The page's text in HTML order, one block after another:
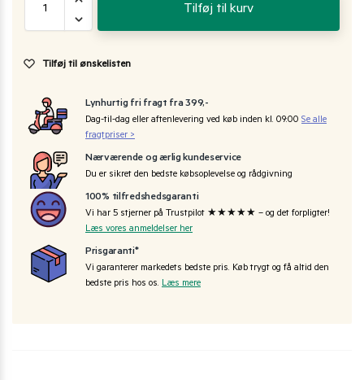
Tilføj til kurv
Tilføj til ønskelisten
Lynhurtig fri fragt fra 399,-
Dag-til-dag eller aftenlevering ved køb inden kl. 09:00 Se alle
fragtpriser >
Nærværende og ærlig kundeservice
Du er sikret den bedste købsoplevelse og rådgivning
100% tilfredshedsgaranti
Vi har 5 stjerner på Trustpilot ★★★★★ – og det forpligter!
Læs vores anmeldelser her
Prisgaranti*
Vi garanterer markedets bedste pris. Køb trygt og få altid den
bedste pris hos os. Læs mere